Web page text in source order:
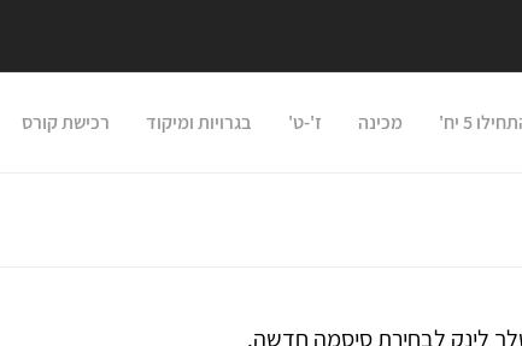
5 יח' מכינה ז'-ט' בגרויות ומיקוד רכישת קורס
לינק לבחירת סיסמה חדשה.